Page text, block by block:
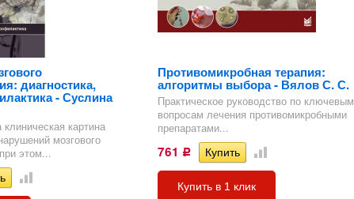
диагностика,
- Суслина
картина
мозгового
этом...
Противомикробная терапия:
алгоритмы выбора - Вялов С. С.
Практическое руководство по ключевым
вопросам лечения противомикробными
препаратами...
761 Р
Купить в 1 клик